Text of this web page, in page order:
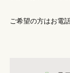
ご希望の方はお電